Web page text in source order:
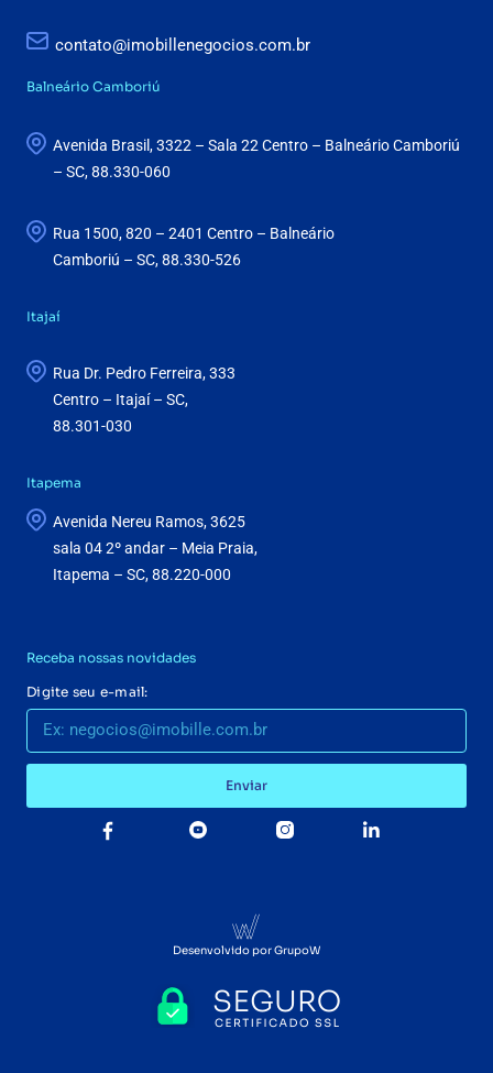
contato@imobillenegocios.com.br
Balneário Camboriú
Avenida Brasil, 3322 – Sala 22 Centro – Balneário Camboriú
– SC, 88.330-060
Rua 1500, 820 – 2401 Centro – Balneário
Camboriú – SC, 88.330-526
Itajaí
Rua Dr. Pedro Ferreira, 333
Centro – Itajaí – SC,
88.301-030
Itapema
Avenida Nereu Ramos, 3625
sala 04 2º andar – Meia Praia,
Itapema – SC, 88.220-000
Receba nossas novidades
Digite seu e-mail:
Enviar
Desenvolvido por GrupoW